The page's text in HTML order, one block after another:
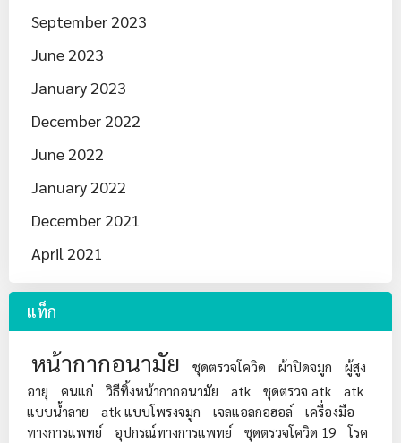
September 2023
June 2023
January 2023
December 2022
June 2022
January 2022
December 2021
April 2021
แท็ก
หน้ากากอนามัย ชุดตรวจโควิด ผ้าปิดจมูก
ผู้สูง
อายุ
คนแก่ วิธีทิ้งหน้ากากอนามัย atk ชุดตรวจ atk
atk
แบบน้ำลาย
atk แบบโพรงจมูก เจลแอลกอฮอล์
เครื่องมือ
ทางการแพทย์
อุปกรณ์ทางการแพทย์ ชุดตรวจโควิด 19
โรค